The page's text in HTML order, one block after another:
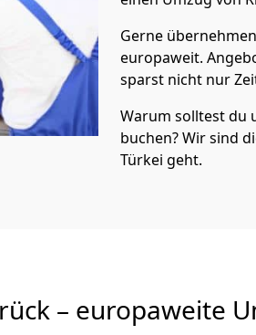
Gerne
europaweit.
sparst nicht nur
Warum solltest du
buchen? Wir sind
Türkei geht.
– europaweite